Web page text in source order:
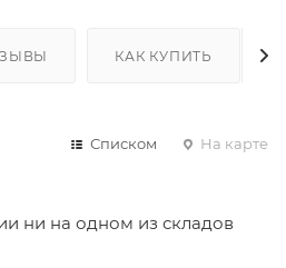
КАК КУПИТЬ
Списком На карте
ни на одном из складов